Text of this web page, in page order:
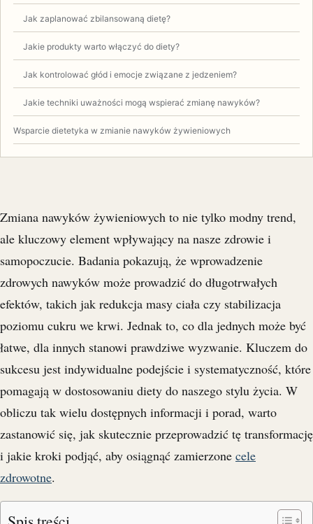
Jak zaplanować zbilansowaną dietę?
Jakie produkty warto włączyć do diety?
Jak kontrolować głód i emocje związane z jedzeniem?
Jakie techniki uważności mogą wspierać zmianę nawyków?
Wsparcie dietetyka w zmianie nawyków żywieniowych
Zmiana nawyków żywieniowych to nie tylko modny trend,
ale kluczowy element wpływający na nasze zdrowie i
samopoczucie. Badania pokazują, że wprowadzenie
zdrowych nawyków może prowadzić do długotrwałych
efektów, takich jak redukcja masy ciała czy stabilizacja
poziomu cukru we krwi. Jednak to, co dla jednych może być
łatwe, dla innych stanowi prawdziwe wyzwanie. Kluczem do
sukcesu jest indywidualne podejście i systematyczność, które
pomagają w dostosowaniu diety do naszego stylu życia. W
obliczu tak wielu dostępnych informacji i porad, warto
zastanowić się, jak skutecznie przeprowadzić tę transformację
i jakie kroki podjąć, aby osiągnąć zamierzone cele
zdrowotne.